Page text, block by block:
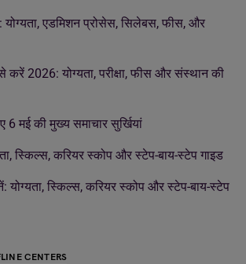
योग्यता, एडमिशन प्रोसेस, सिलेबस, फीस, और
2026: योग्यता, परीक्षा, फीस और संस्थान की
मई की मुख्य समाचार सुर्खियां
स्किल्स, करियर स्कोप और स्टेप-बाय-स्टेप गाइड
योग्यता, स्किल्स, करियर स्कोप और स्टेप-बाय-स्टेप
CENTERS